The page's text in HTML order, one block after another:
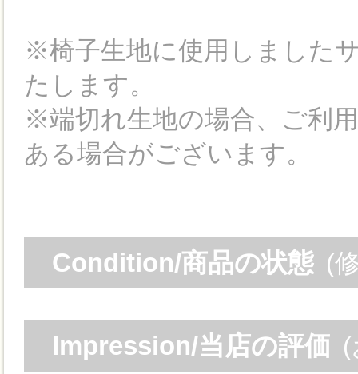
※椅子生地に使用しました
たします。
※端切れ生地の場合、ご利
ある場合がございます。
Condition/商品の状態 (
Impression/当店の評価